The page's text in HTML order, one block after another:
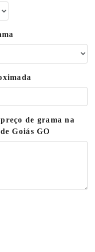
de grama na
Goiás GO